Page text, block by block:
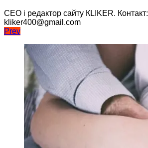
CEO і редактор сайту КLIKER. Контакт:
kliker400@gmail.com
Навігація
записів
Prev